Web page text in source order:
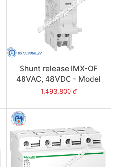
Shunt release IMX-OF
48VAC, 48VDC - Model
A9A26947
1,493,800 đ